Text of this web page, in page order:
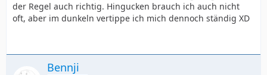
der Regel auch richtig. Hingucken brauch ich auch nicht
oft, aber im dunkeln vertippe ich mich dennoch ständig XD
Bennji